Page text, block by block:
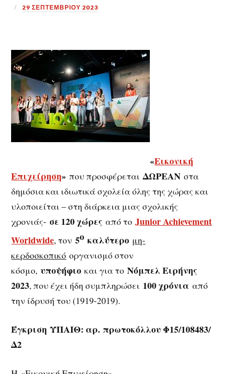
29 ΣΕΠΤΕΜΒΡΊΟΥ 2023
«Εικονική
Επιχείρηση» που προσφέρεταιΔΩΡΕΑΝ στα
δημόσια και ιδιωτικά σχολεία όλης της χώρας και
υλοποιείται – στη διάρκεια μιας σχολικής
χρονιάς-σε 120 χώρες από τοJunior Achievement
Worldwide, τον5οκαλύτερο μη-
κερδοσκοπικό οργανισμό στον
κόσμο, υποψήφιο και για τοΝόμπελ Ειρήνης
2023, που έχει ήδη συμπληρώσει 100 χρόνια από
την ίδρυσή του (1919-2019).
Έγκριση ΥΠΑΙΘ: αρ. πρωτοκόλλου Φ15/108483/
Δ2